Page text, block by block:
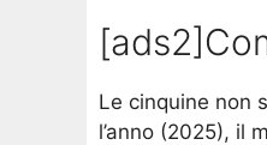
Le cinquine non
l’anno (2025), il